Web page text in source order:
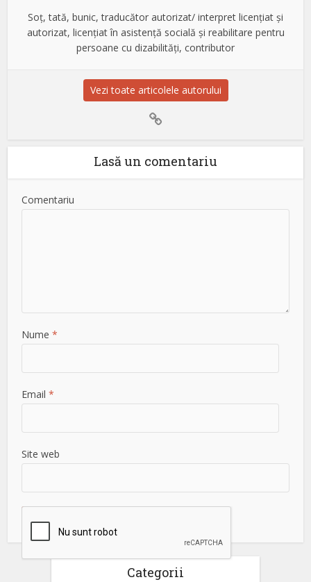
Soț, tată, bunic, traducător autorizat/ interpret licențiat și
autorizat, licențiat în asistență socială și reabilitare pentru
persoane cu dizabilități, contributor
Vezi toate articolele autorului
Lasă un comentariu
Comentariu
Nume*
Email*
Site web
Categorii